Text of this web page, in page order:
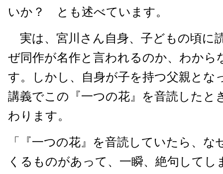
いか？ とも述べています。
実は、宮川さん自身、子どもの頃に
ぜ同作が名作と言われるのか、わから
す。しかし、自身が子を持つ父親とな
講義でこの『一つの花』を音読したと
わります。
「『一つの花』を音読していたら、
くるものがあって、一瞬、絶句してし